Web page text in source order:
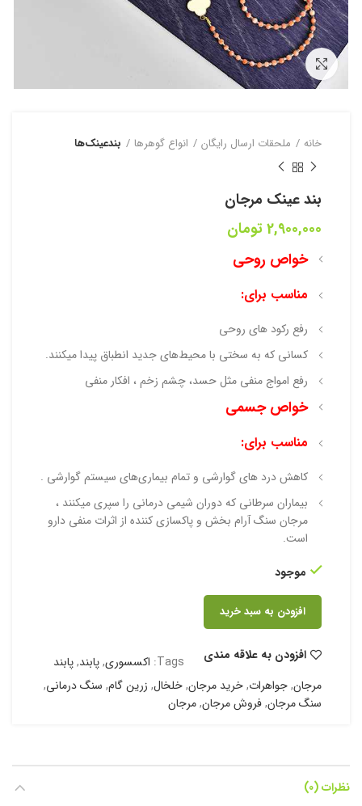
بزرگنمایی تصویر
خانه ملحقات ارسال رایگان انواع گوهرها بندعینک‌ها
بند عینک مرجان
2,900,000تومان
خواص روحی
مناسب برای:
رفع رکود های روحی
کسانی که به سختی با محیط‌های جدید انطباق پیدا میکنند.
رفع امواج منفی مثل حسد، چشم زخم ، افکار منفی
خواص جسمی
مناسب برای:
کاهش درد های گوارشی و تمام بیماری‌های سیستم گوارشی .
بیماران سرطانی که دوران شیمی درمانی را سپری میکنند ،
مرجان سنگ آرام بخش و پاکسازی کننده از اثرات منفی دارو
است.
موجود
افزودن به سبد خرید
افزودن به علاقه مندی Tags: اکسسوری,پابند,پابند
مرجان,جواهرات,خرید مرجان,خلخال, زرین گام, سنگ درمانی,
سنگ مرجان,فروش مرجان,مرجان
نظرات (0)